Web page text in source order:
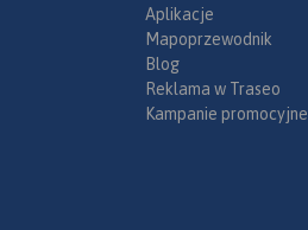
Aplikacje
Mapoprzewodnik
Blog
Reklama w Traseo
Kampanie promocyjne